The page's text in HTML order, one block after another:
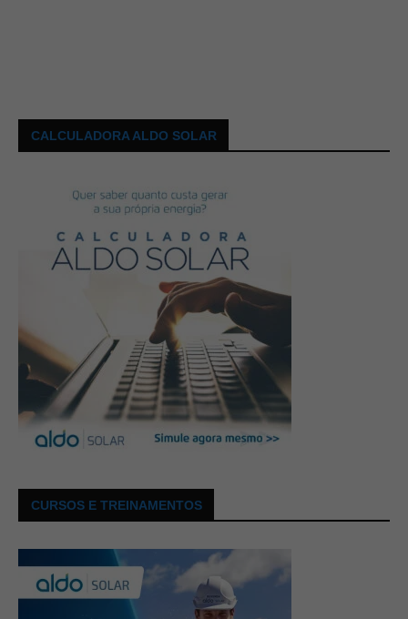
CALCULADORA ALDO SOLAR
CURSOS E TREINAMENTOS